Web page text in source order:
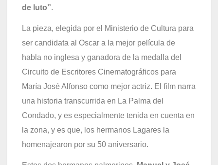
de luto”.
La pieza, elegida por el Ministerio de Cultura para
ser candidata al Oscar a la mejor película de
habla no inglesa y ganadora de la medalla del
Circuito de Escritores Cinematográficos para
María José Alfonso como mejor actriz. El film narra
una historia transcurrida en La Palma del
Condado, y es especialmente tenida en cuenta en
la zona, y es que, los hermanos Lagares la
homenajearon por su 50 aniversario.